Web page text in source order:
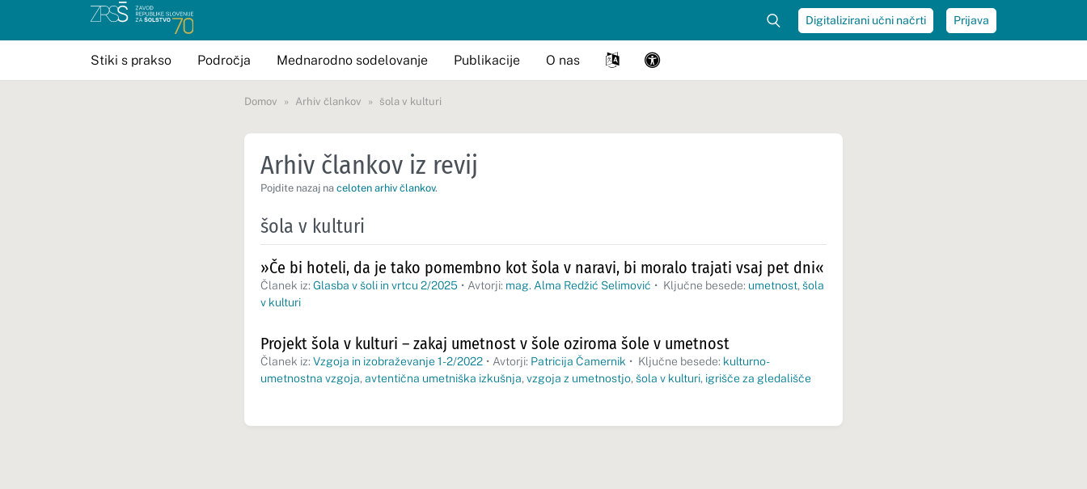
Digitalizirani učni načrti Prijava
Stiki s prakso Področja Mednarodno sodelovanje Publikacije O nas
Domov Arhiv člankov šola v kulturi
Arhiv člankov iz revij
Pojdite nazaj na celoten arhiv člankov.
šola v kulturi
»Če bi hoteli, da je tako pomembno kot šola v naravi, bi moralo trajati vsaj pet dni«
Članek iz: Glasba v šoli in vrtcu 2/2025 • Avtorji: mag. Alma Redžić Selimović • Ključne besede: umetnost, šola
v kulturi
Projekt šola v kulturi – zakaj umetnost v šole oziroma šole v umetnost
Članek iz: Vzgoja in izobraževanje 1-2/2022 • Avtorji: Patricija Čamernik • Ključne besede: kulturno-
umetnostna vzgoja, avtentična umetniška izkušnja, vzgoja z umetnostjo, šola v kulturi, igrišče za gledališče